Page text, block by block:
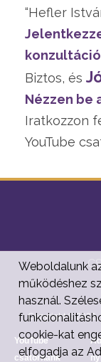
“Hefler
Biztos, és
Nézzen be
Iratkozzon
YouTube
Copyright © 2022.
YouTube
csatornánk
Weboldalunk
működéshez
használ.
cookie-kat
elfogadja az